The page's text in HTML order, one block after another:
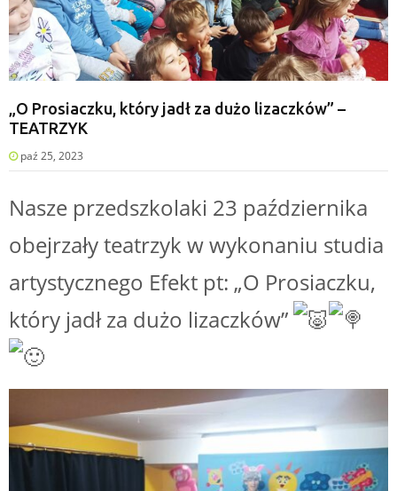
„O Prosiaczku, który jadł za dużo lizaczków” –
TEATRZYK
paź 25, 2023
Nasze przedszkolaki 23 października
obejrzały teatrzyk w wykonaniu studia
artystycznego Efekt pt: „O Prosiaczku,
który jadł za dużo lizaczków”